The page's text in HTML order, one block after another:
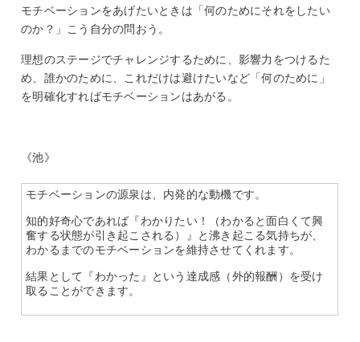
モチベーションをあげたいときは「何のためにそれをしたい
のか？」こう自分の問おう。
理想のステージでチャレンジするために、影響力をつけるた
め、誰かのために、これだけは避けたいなど「何のために」
を明確化すればモチベーションはあがる。
《池》
モチベーションの源泉は、内発的な動機です。
知的好奇心であれば『わかりたい！（わかると面白くて興
奮する状態が引き起こされる）』と沸き起こる気持ちが、
わかるまでのモチベーションを維持させてくれます。
結果として『わかった』という達成感（外的報酬）を受け
取ることができます。